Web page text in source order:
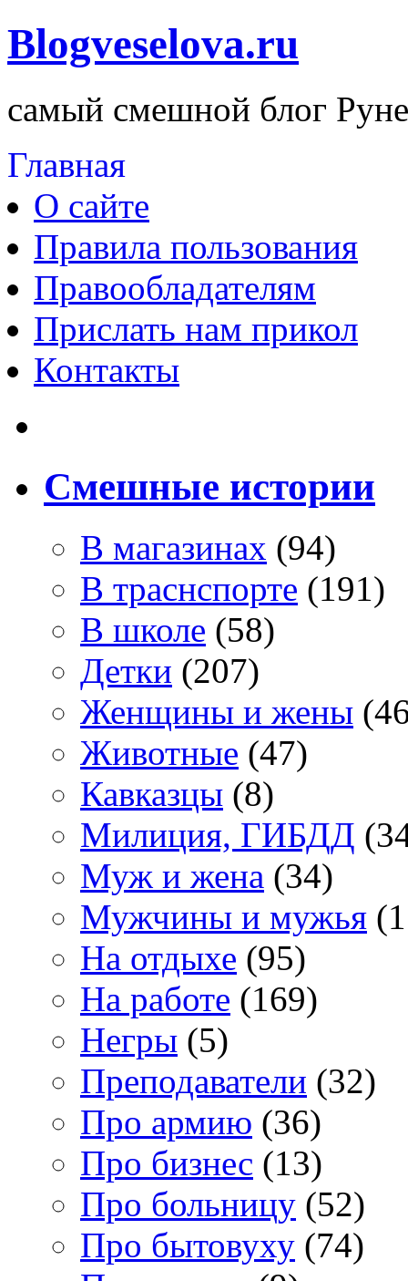
Blogveselova.ru
самый смешной блог
Главная
О сайте
Правила пользования
Правообладателям
Прислать нам прикол
Контакты
Смешные истории
В магазинах (94)
В траснспорте (191)
В школе (58)
Детки (207)
Женщины и жены
Животные (47)
Кавказцы (8)
Милиция, ГИБДД
Муж и жена (34)
Мужчины и мужья
На отдыхе (95)
На работе (169)
Негры (5)
Преподаватели (32)
Про армию (36)
Про бизнес (13)
Про больницу (52)
Про бытовуху (74)